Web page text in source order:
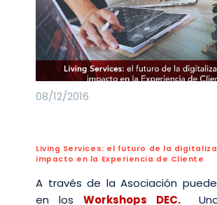
08/12/2016
Living Services: el futuro de la
impacto en la Experiencia de Cliente
A través de la Asociación
en los Workshops DEC.